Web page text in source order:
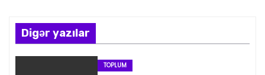
n
a
Digər yazılar
TOPLUM